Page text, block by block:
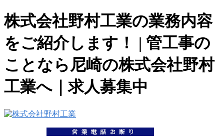
株式会社野村工業の業務内容
をご紹介します！ | 管工事の
ことなら尼崎の株式会社野村
工業へ｜求人募集中